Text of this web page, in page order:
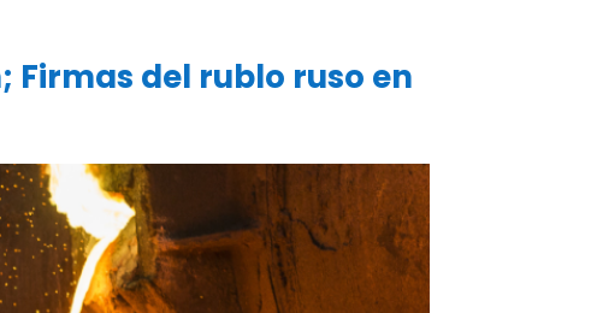
Firmas del rublo ruso en